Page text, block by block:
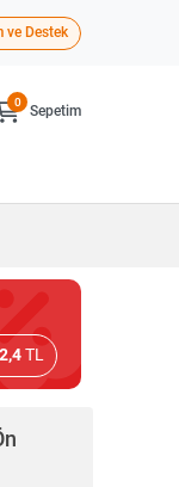
ve Destek
Sepetim
0
TL